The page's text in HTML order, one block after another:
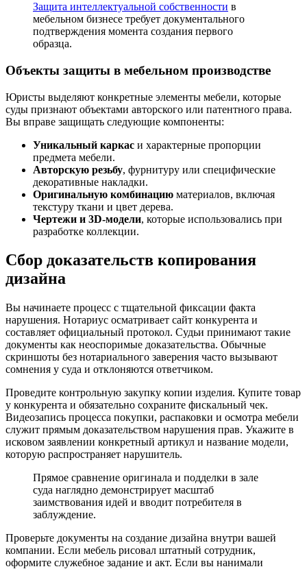
Защита интеллектуальной собственности в
мебельном бизнесе требует документального
подтверждения момента создания первого
образца.
Объекты защиты в мебельном производстве
Юристы выделяют конкретные элементы мебели, которые
суды признают объектами авторского или патентного права.
Вы вправе защищать следующие компоненты:
Уникальный каркас и характерные пропорции
предмета мебели.
Авторскую резьбу, фурнитуру или специфические
декоративные накладки.
Оригинальную комбинацию материалов, включая
текстуру ткани и цвет дерева.
Чертежи и 3D-модели, которые использовались при
разработке коллекции.
Сбор доказательств копирования
дизайна
Вы начинаете процесс с тщательной фиксации факта
нарушения. Нотариус осматривает сайт конкурента и
составляет официальный протокол. Судьи принимают такие
документы как неоспоримые доказательства. Обычные
скриншоты без нотариального заверения часто вызывают
сомнения у суда и отклоняются ответчиком.
Проведите контрольную закупку копии изделия. Купите товар
у конкурента и обязательно сохраните фискальный чек.
Видеозапись процесса покупки, распаковки и осмотра мебели
служит прямым доказательством нарушения прав. Укажите в
исковом заявлении конкретный артикул и название модели,
которую распространяет нарушитель.
Прямое сравнение оригинала и подделки в зале
суда наглядно демонстрирует масштаб
заимствования идей и вводит потребителя в
заблуждение.
Проверьте документы на создание дизайна внутри вашей
компании. Если мебель рисовал штатный сотрудник,
оформите служебное задание и акт. Если вы нанимали